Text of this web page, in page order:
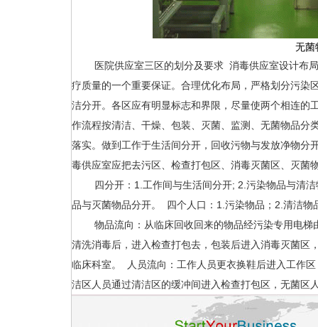
无菌
医院供应室三区的划分及要求 消毒供应室设计布局
疗质量的一个重要保证。合理优化布局，严格划分污染
洁分开。各区应有明显标志和界限，尽量使两个相连的
作流程按清洁、干燥、包装、灭菌、监测、无菌物品分
落实。做到工作于生活间分开，回收污物与发放净物
毒供应室应把去污区、检查打包区、消毒灭菌区、灭
四分开：1.工作间与生活间分开; 2.污染物品与清洁
品与灭菌物品分开。 四个人口：1.污染物品；2.清洁
物品流向：从临床回收回来的物品经污染专用电梯
清洗消毒后，进入检查打包去，包装后进入消毒灭菌区
临床科室。 人员流向：工作人员更衣换鞋后进入工作
洁区人员通过清洁区的缓冲间进入检查打包区，无菌区